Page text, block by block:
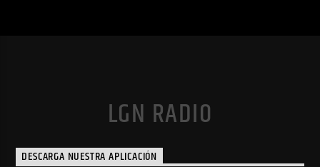
LGN RADIO
DESCARGA NUESTRA APLICACIÓN